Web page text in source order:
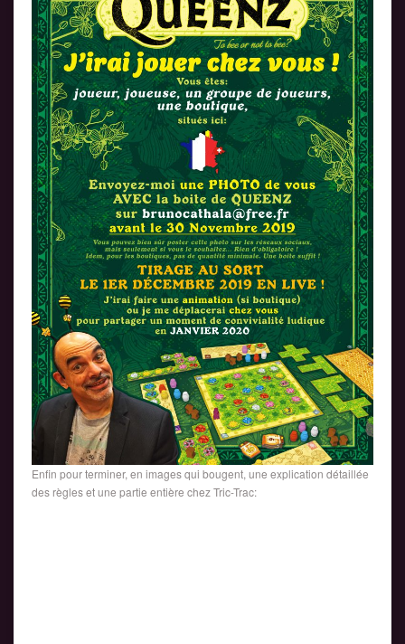
Enfin pour terminer, en images qui bougent, une explication détaillée
des règles et une partie entière chez Tric-Trac: